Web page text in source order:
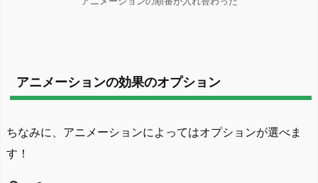
アニメーションの効果のオプション
ちなみに、アニメーションによってはオプションが選べま
す！